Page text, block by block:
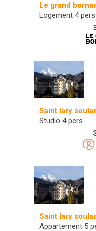
Le grand
Logement 4
Saint lary
Studio 4 pers.
Saint lary
Appartement 5